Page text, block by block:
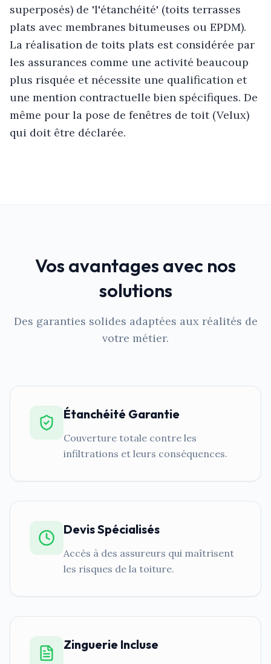
superposés) de 'l'étanchéité' (toits terrasses
plats avec membranes bitumeuses ou EPDM).
La réalisation de toits plats est considérée par
les assurances comme une activité beaucoup
plus risquée et nécessite une qualification et
une mention contractuelle bien spécifiques. De
même pour la pose de fenêtres de toit (Velux)
qui doit être déclarée.
Vos avantages avec nos
solutions
Des garanties solides adaptées aux réalités de
votre métier.
Étanchéité Garantie
Couverture totale contre les
infiltrations et leurs conséquences.
Devis Spécialisés
Accès à des assureurs qui maîtrisent
les risques de la toiture.
Zinguerie Incluse